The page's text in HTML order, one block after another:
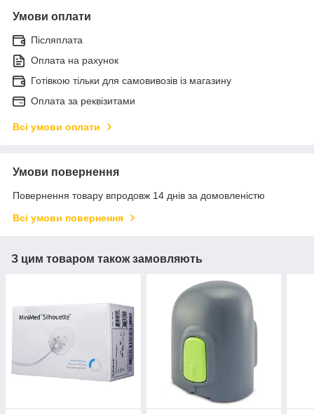
Умови оплати
Післяплата
Оплата на рахунок
Готівкою тільки для самовивозів із магазину
Оплата за реквізитами
Всі умови оплати
Умови повернення
Повернення товару впродовж 14 днів за домовленістю
Всі умови повернення
З цим товаром також замовляють